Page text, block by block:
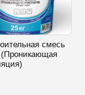
смесь
(Проникающая